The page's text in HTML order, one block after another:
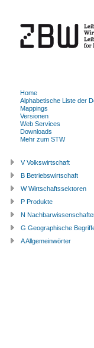
Home
Alphabetische Liste der
Mappings
Versionen
Web Services
Downloads
Mehr zum STW
V Volkswirtschaft
B Betriebswirtschaft
W Wirtschaftssektoren
P Produkte
N
G Geographische
A Allgemeinwörter